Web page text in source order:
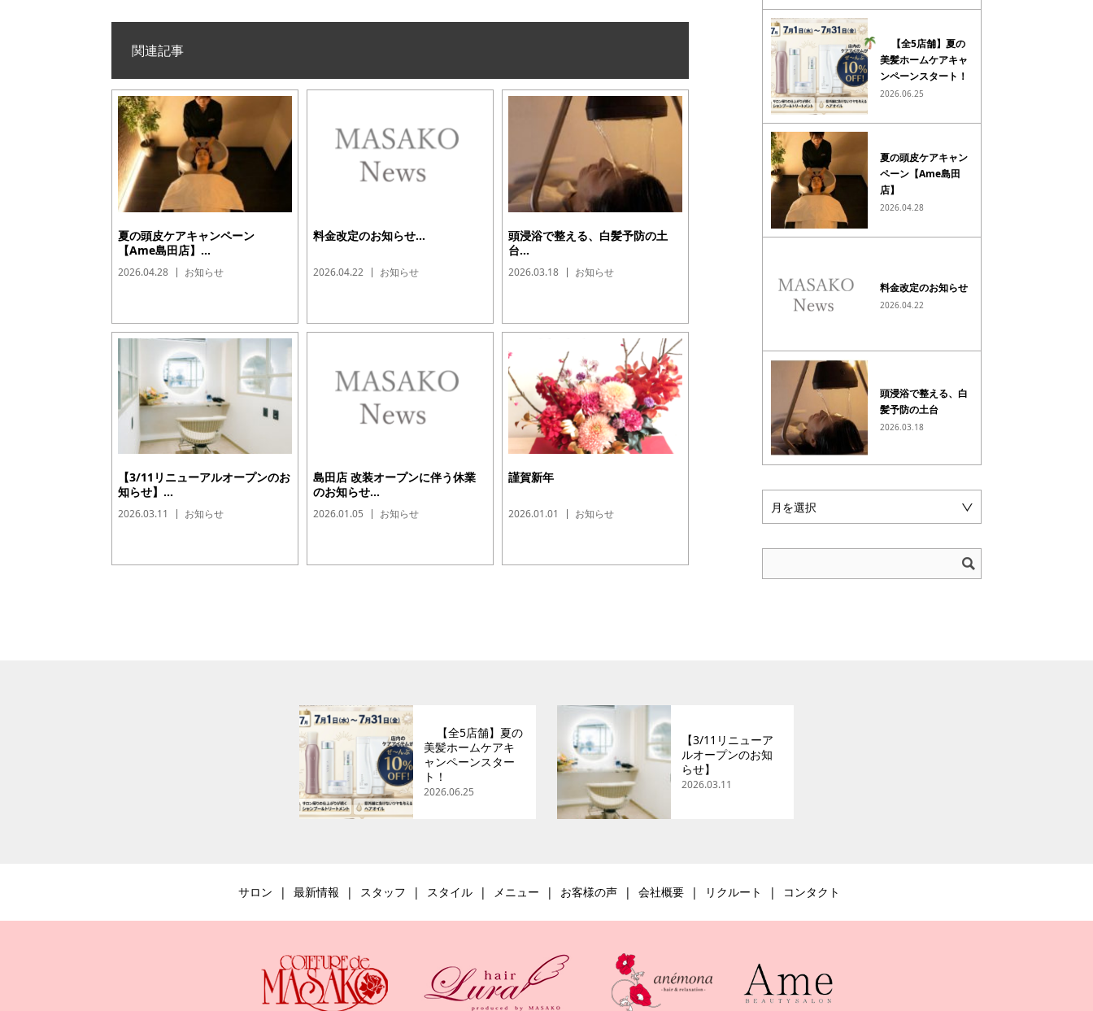
関連記事
夏の頭皮ケアキャンペーン
【Ame島田店】...
2026.04.28 お知らせ
料金改定のお知らせ...
2026.04.22 お知らせ
頭浸浴で整える、白髪予防の土
台...
2026.03.18 お知らせ
【3/11リニューアルオープンのお
知らせ】...
2026.03.11 お知らせ
島田店 改装オープンに伴う休業
のお知らせ...
2026.01.05 お知らせ
謹賀新年
2026.01.01 お知らせ
【全5店舗】夏の
美髪ホームケアキャ
ンペーンスタート！
2026.06.25
夏の頭皮ケアキャン
ペーン【Ame島田
店】
2026.04.28
料金改定のお知らせ
2026.04.22
頭浸浴で整える、白
髪予防の土台
2026.03.18
月を選択
【全5店舗】夏の
美髪ホームケアキ
ャンペーンスター
ト！
2026.06.25
【3/11リニューア
ルオープンのお知
らせ】
2026.03.11
サロン 最新情報 スタッフ スタイル メニュー お客様の声 会社概要 リクルート コンタクト